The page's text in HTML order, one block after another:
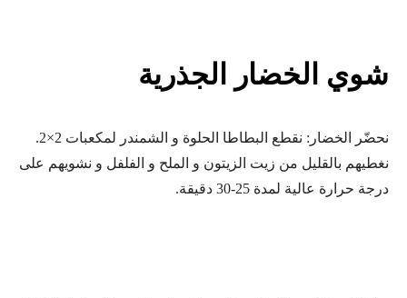
شوي الخضار الجذرية
نحضّر الخضار: نقطع البطاطا الحلوة و الشمندر لمكعبات 2×2.
نغطيهم بالقليل من زيت الزيتون و الملح و الفلفل و نشويهم على
درجة حرارة عالية لمدة 25-30 دقيقة.